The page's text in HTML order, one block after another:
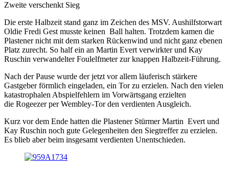
Zweite verschenkt Sieg
Die erste Halbzeit stand ganz im Zeichen des MSV. Aushilfstorwart
Oldie Fredi Gest musste keinen Ball halten. Trotzdem kamen die
Plastener nicht mit dem starken Rückenwind und nicht ganz ebenen
Platz zurecht. So half ein an Martin Evert verwirkter und Kay
Ruschin verwandelter Foulelfmeter zur knappen Halbzeit-Führung.
Nach der Pause wurde der jetzt vor allem läuferisch stärkere
Gastgeber förmlich eingeladen, ein Tor zu erzielen. Nach den vielen
katastrophalen Abspielfehlern im Vorwärtsgang erzielten
die Rogeezer per Wembley-Tor den verdienten Ausgleich.
Kurz vor dem Ende hatten die Plastener Stürmer Martin Evert und
Kay Ruschin noch gute Gelegenheiten den Siegtreffer zu erzielen.
Es blieb aber beim insgesamt verdienten Unentschieden.